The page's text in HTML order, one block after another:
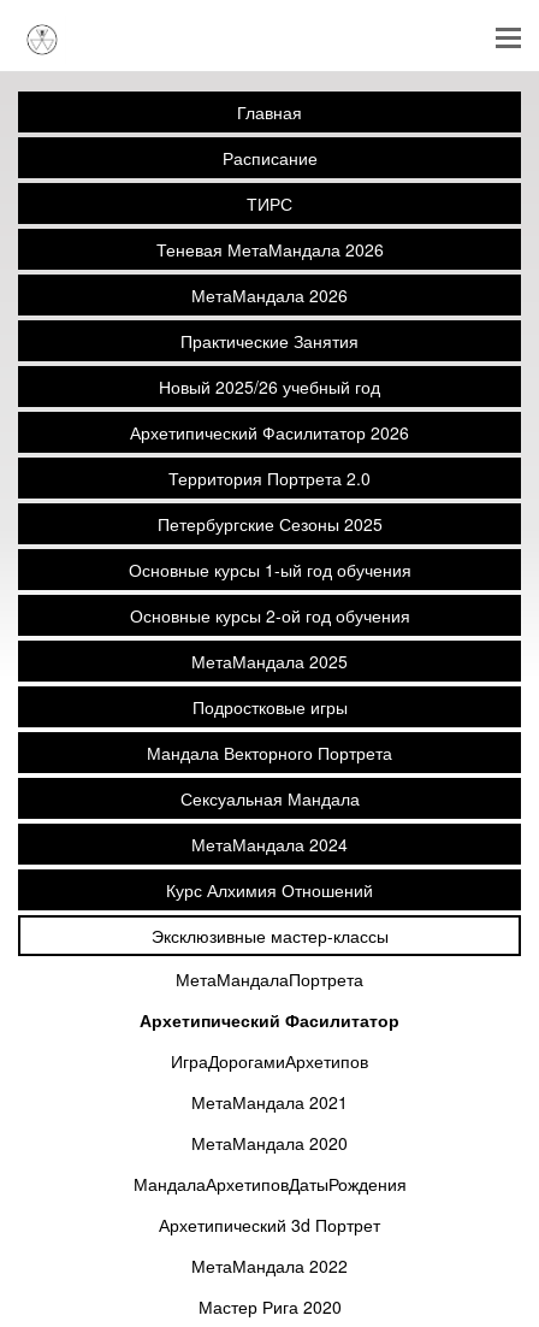
Главная
Расписание
ТИРС
Теневая МетаМандала 2026
МетаМандала 2026
Практические Занятия
Новый 2025/26 учебный год
Архетипический Фасилитатор 2026
Территория Портрета 2.0
Петербургские Сезоны 2025
Основные курсы 1-ый год обучения
Основные курсы 2-ой год обучения
МетаМандала 2025
Подростковые игры
Мандала Векторного Портрета
Сексуальная Мандала
МетаМандала 2024
Курс Алхимия Отношений
Эксклюзивные мастер-классы
МетаМандалаПортрета
Архетипический Фасилитатор
ИграДорогамиАрхетипов
МетаМандала 2021
МетаМандала 2020
МандалаАрхетиповДатыРождения
Архетипический 3d Портрет
МетаМандала 2022
Мастер Рига 2020